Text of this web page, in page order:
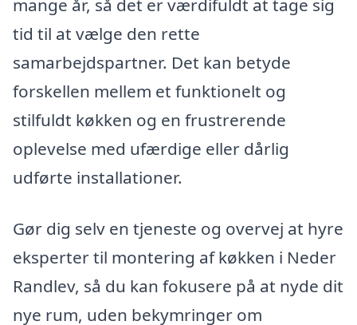
mange år, så det er værdifuldt at tage sig
tid til at vælge den rette
samarbejdspartner. Det kan betyde
forskellen mellem et funktionelt og
stilfuldt køkken og en frustrerende
oplevelse med ufærdige eller dårlig
udførte installationer.
Gør dig selv en tjeneste og overvej at hyre
eksperter til montering af køkken i Neder
Randlev, så du kan fokusere på at nyde dit
nye rum, uden bekymringer om